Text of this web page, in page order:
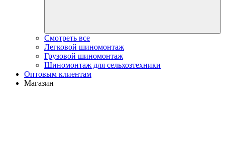
Смотреть все
Легковой шиномонтаж
Грузовой шиномонтаж
Шиномонтаж для сельхозтехники
Оптовым клиентам
Магазин